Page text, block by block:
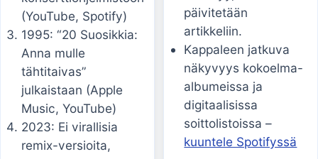
(YouTube, Spotify)
1995: “20 Suosikkia:
Anna mulle
tähtitaivas”
julkaistaan (Apple
Music, YouTube)
2023: Ei virallisia
remix-versioita,
päivitetään
artikkeliin.
Kappaleen jatkuva
näkyvyys kokoelma-
albumeissa ja
digitaalisissa
soittolistoissa –
kuuntele Spotifyssä